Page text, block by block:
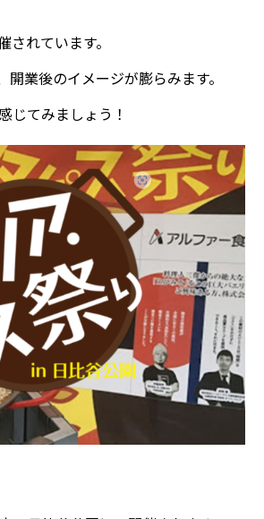
れています。
業後のイメージが膨らみます。
じてみましょう！